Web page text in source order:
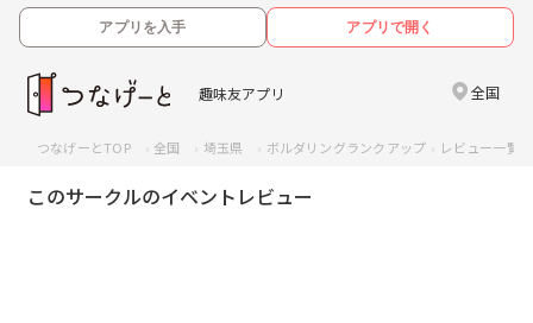
アプリを入手 アプリで開く
趣味友アプリ 全国
つなげーとTOP 全国 埼玉県 ボルダリングランクアップ レビュー一覧
このサークルのイベントレビュー